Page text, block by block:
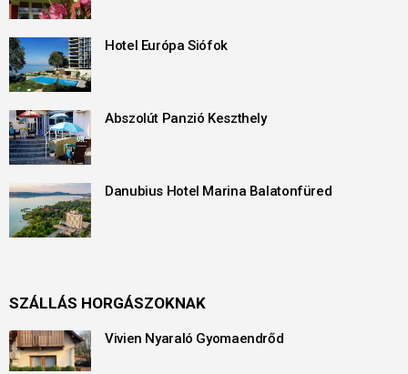
Hotel Európa Siófok
Abszolút Panzió Keszthely
Danubius Hotel Marina Balatonfüred
SZÁLLÁS HORGÁSZOKNAK
Vivien Nyaraló Gyomaendrőd